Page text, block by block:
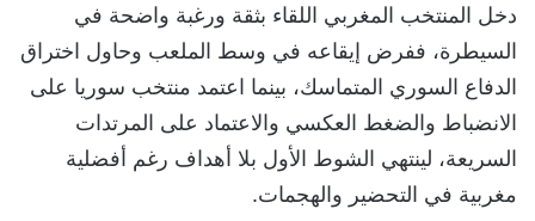
دخل المنتخب المغربي اللقاء بثقة ورغبة واضحة في
السيطرة، ففرض إيقاعه في وسط الملعب وحاول اختراق
الدفاع السوري المتماسك، بينما اعتمد منتخب سوريا على
الانضباط والضغط العكسي والاعتماد على المرتدات
السريعة، لينتهي الشوط الأول بلا أهداف رغم أفضلية
مغربية في التحضير والهجمات.